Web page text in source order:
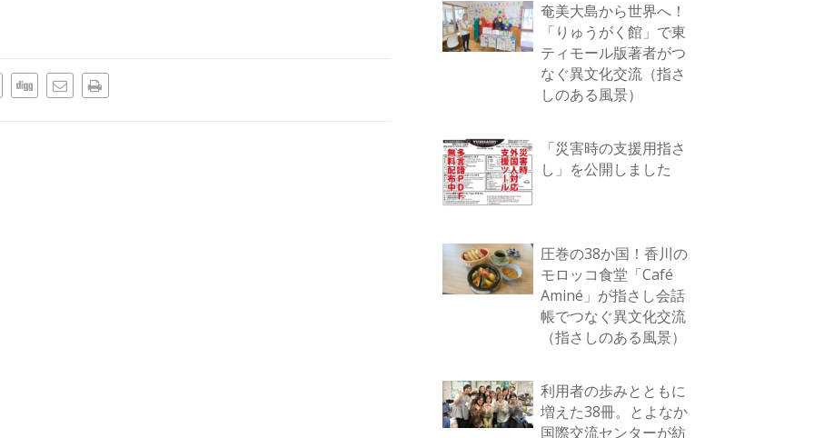
奄美大島から世界へ！
「りゅうがく館」で東
ティモール版著者がつ
なぐ異文化交流（指さ
しのある風景）
「災害時の支援用指さ
し」を公開しました
圧巻の38か国！香川の
モロッコ食堂「Café
Aminé」が指さし会話
帳でつなぐ異文化交流
（指さしのある風景）
利用者の歩みとともに
増えた38冊。とよなか
国際交流センターが紡